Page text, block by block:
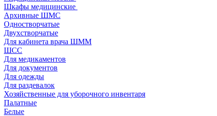
Шкафы медицинские
Архивные ШМС
Одностворчатые
Двухстворчатые
Для кабинета врача ШММ
ШСС
Для медикаментов
Для документов
Для одежды
Для раздевалок
Хозяйственные для уборочного инвентаря
Палатные
Белые